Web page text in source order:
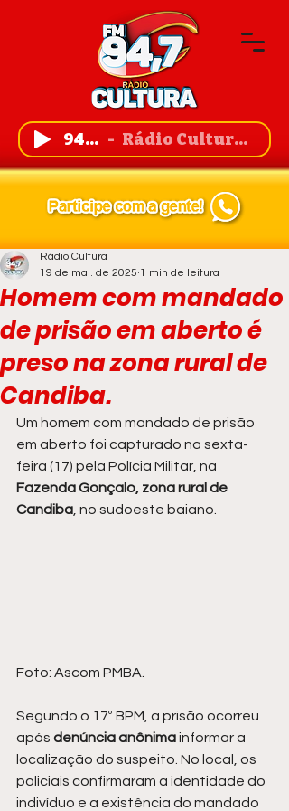
94,7 FM Rádio Cultura de Guanambi
Homem com mandado
de prisão em aberto é
preso na zona rural de
Candiba.
Rádio Cultura
19 de mai. de 2025 1 min de leitura
Um homem com mandado de prisão
em aberto foi capturado na sexta-
feira (17) pela Polícia Militar, na
Fazenda Gonçalo, zona rural de
Candiba , no sudoeste baiano.
Foto: Ascom PMBA.
Segundo o 17º BPM, a prisão ocorreu
após denúncia anônima informar a
localização do suspeito. No local, os
policiais confirmaram a identidade do
indivíduo e a existência do mandado